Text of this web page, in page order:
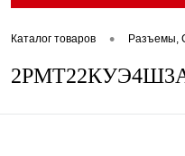
Каталог товаров • Разъемы,